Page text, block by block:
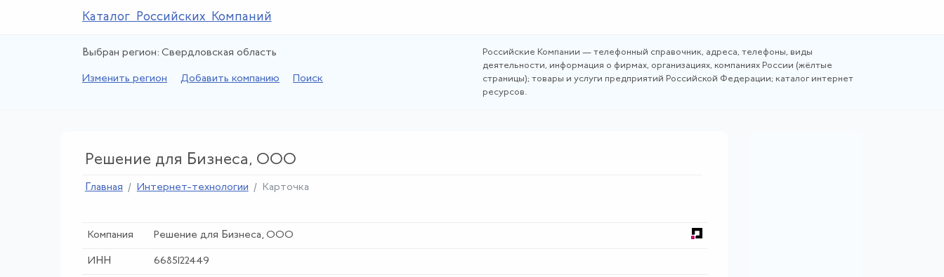
Каталог Российских Компаний
Выбран регион: Свердловская область
Изменить регион Добавить компанию Поиск
Российские Компании — телефонный справочник, адреса, телефоны, виды
деятельности, информация о фирмах, организациях, компаниях России (жёлтые
страницы); товары и услуги предприятий Российской Федерации; каталог интернет
ресурсов.
Решение для Бизнеса, ООО
Главная Интернет-технологии Карточка
Компания Решение для Бизнеса, ООО
ИНН 6685122449